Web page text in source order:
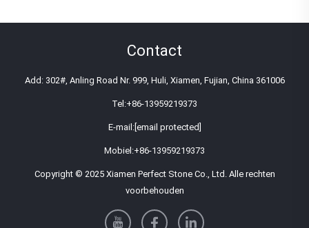
Contact
Add: 302#, Anling Road Nr. 999, Huli, Xiamen, Fujian, China 361006
Tel:+86-13959219373
E-mail:[email protected]
Mobiel:+86-13959219373
Copyright © 2025 Xiamen Perfect Stone Co., Ltd. Alle rechten
voorbehouden